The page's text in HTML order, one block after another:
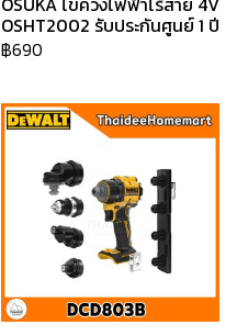
OSHT2002 รับประกันศูนย์ 1 ปี
฿690